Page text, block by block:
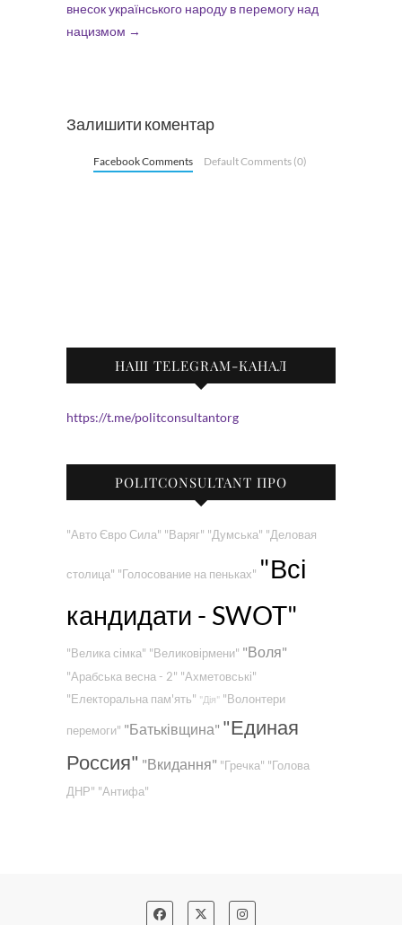
внесок українського народу в перемогу над
нацизмом →
Залишити коментар
Facebook Comments Default Comments (0)
НАШ TELEGRAM-КАНАЛ
https://t.me/politconsultantorg
POLITCONSULTANT ПРО
"Авто Євро Сила" "Варяг" "Думська" "Деловая
столица" "Голосование на пеньках" "Всі
кандидати - SWOT"
"Велика сімка" "Великовірмени" "Воля"
"Арабська весна - 2" "Ахметовські"
"Електоральна пам'ять" "Дія" "Волонтери
перемоги" "Батьківщина" "Единая
Россия" "Вкидання" "Гречка" "Голова
ДНР" "Антифа"